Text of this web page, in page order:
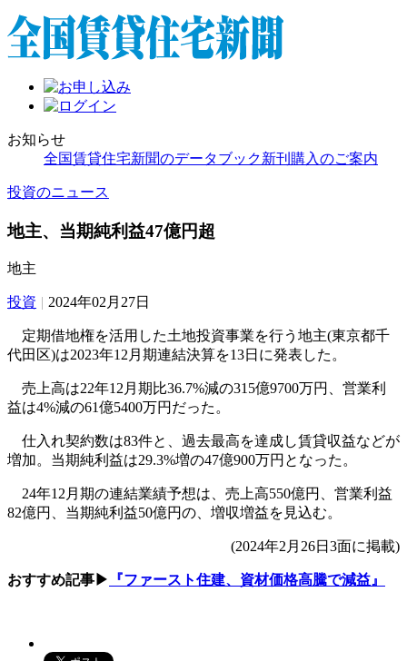
お知らせ
全国賃貸住宅新聞のデータブック新刊購入のご案内
投資のニュース
地主、当期純利益47億円超
地主
投資 | 2024年02月27日
定期借地権を活用した土地投資事業を行う地主(東京都千
代田区)は2023年12月期連結決算を13日に発表した。
売上高は22年12月期比36.7%減の315億9700万円、営業利
益は4%減の61億5400万円だった。
仕入れ契約数は83件と、過去最高を達成し賃貸収益などが
増加。当期純利益は29.3%増の47億900万円となった。
24年12月期の連結業績予想は、売上高550億円、営業利益
82億円、当期純利益50億円の、増収増益を見込む。
(2024年2月26日3面に掲載)
おすすめ記事▶ 『ファースト住建、資材価格高騰で減益』